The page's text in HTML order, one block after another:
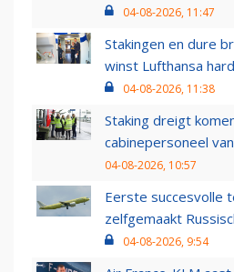
04-08-2026, 11:47
Stakingen en dure
winst Lufthansa
04-08-2026, 11:38
Staking dreigt
cabinepersoneel
04-08-2026, 10:57
Eerste succesvolle
zelfgemaakt
04-08-2026, 9:54